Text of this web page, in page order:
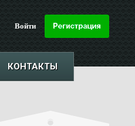
Войти
КОНТАКТЫ